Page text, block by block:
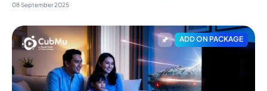
08 September 2025
ADD ON PACKAGE